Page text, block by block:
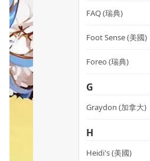
FAQ (瑞典)
Foot Sense (美國)
Foreo (瑞典)
G
Graydon (加拿大)
H
Heidi's (美國)